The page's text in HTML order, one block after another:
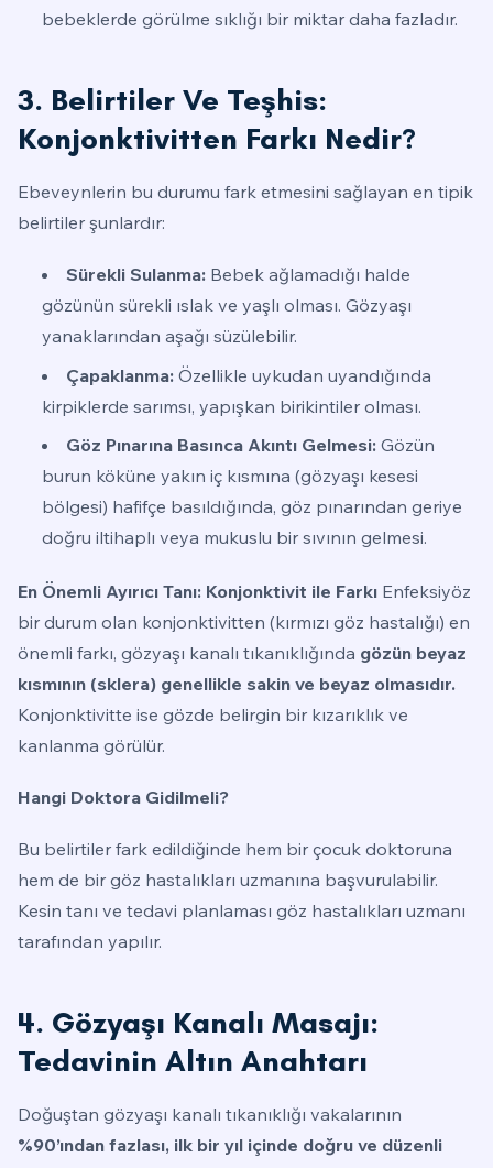
bebeklerde görülme sıklığı bir miktar daha fazladır.
3. Belirtiler Ve Teşhis:
Konjonktivitten Farkı Nedir?
Ebeveynlerin bu durumu fark etmesini sağlayan en tipik
belirtiler şunlardır:
Sürekli Sulanma: Bebek ağlamadığı halde
gözünün sürekli ıslak ve yaşlı olması. Gözyaşı
yanaklarından aşağı süzülebilir.
Çapaklanma: Özellikle uykudan uyandığında
kirpiklerde sarımsı, yapışkan birikintiler olması.
Göz Pınarına Basınca Akıntı Gelmesi: Gözün
burun köküne yakın iç kısmına (gözyaşı kesesi
bölgesi) hafifçe basıldığında, göz pınarından geriye
doğru iltihaplı veya mukuslu bir sıvının gelmesi.
En Önemli Ayırıcı Tanı: Konjonktivit ile Farkı Enfeksiyöz
bir durum olan konjonktivitten (kırmızı göz hastalığı) en
önemli farkı, gözyaşı kanalı tıkanıklığında gözün beyaz
kısmının (sklera) genellikle sakin ve beyaz olmasıdır.
Konjonktivitte ise gözde belirgin bir kızarıklık ve
kanlanma görülür.
Hangi Doktora Gidilmeli?
Bu belirtiler fark edildiğinde hem bir çocuk doktoruna
hem de bir göz hastalıkları uzmanına başvurulabilir.
Kesin tanı ve tedavi planlaması göz hastalıkları uzmanı
tarafından yapılır.
4. Gözyaşı Kanalı Masajı:
Tedavinin Altın Anahtarı
Doğuştan gözyaşı kanalı tıkanıklığı vakalarının
%90’ından fazlası, ilk bir yıl içinde doğru ve düzenli